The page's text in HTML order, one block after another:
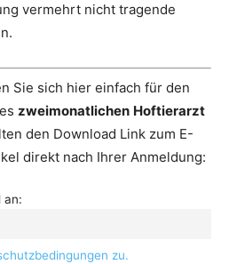
vermehrt nicht tragende
Sie sich hier einfach für den
zweimonatlichen Hoftierarzt
den Download Link zum E-
direkt nach Ihrer Anmeldung:
an:
zu.